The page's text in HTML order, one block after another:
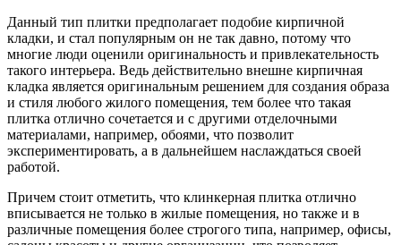
Данный тип плитки предполагает подобие кирпичной
кладки, и стал популярным он не так давно, потому что
многие люди оценили оригинальность и привлекательность
такого интерьера. Ведь действительно внешне кирпичная
кладка является оригинальным решением для создания образа
и стиля любого жилого помещения, тем более что такая
плитка отлично сочетается и с другими отделочными
материалами, например, обоями, что позволит
экспериментировать, а в дальнейшем наслаждаться своей
работой.
Причем стоит отметить, что клинкерная плитка отлично
вписывается не только в жилые помещения, но также и в
различные помещения более строгого типа, например, офисы,